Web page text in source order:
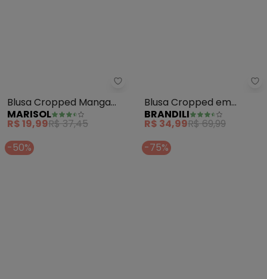
Blusa Cropped Manga
MARISOL
Blusa Cropped em
Ribana Menina (Rosa)
BRANDILI
-50%
-75%